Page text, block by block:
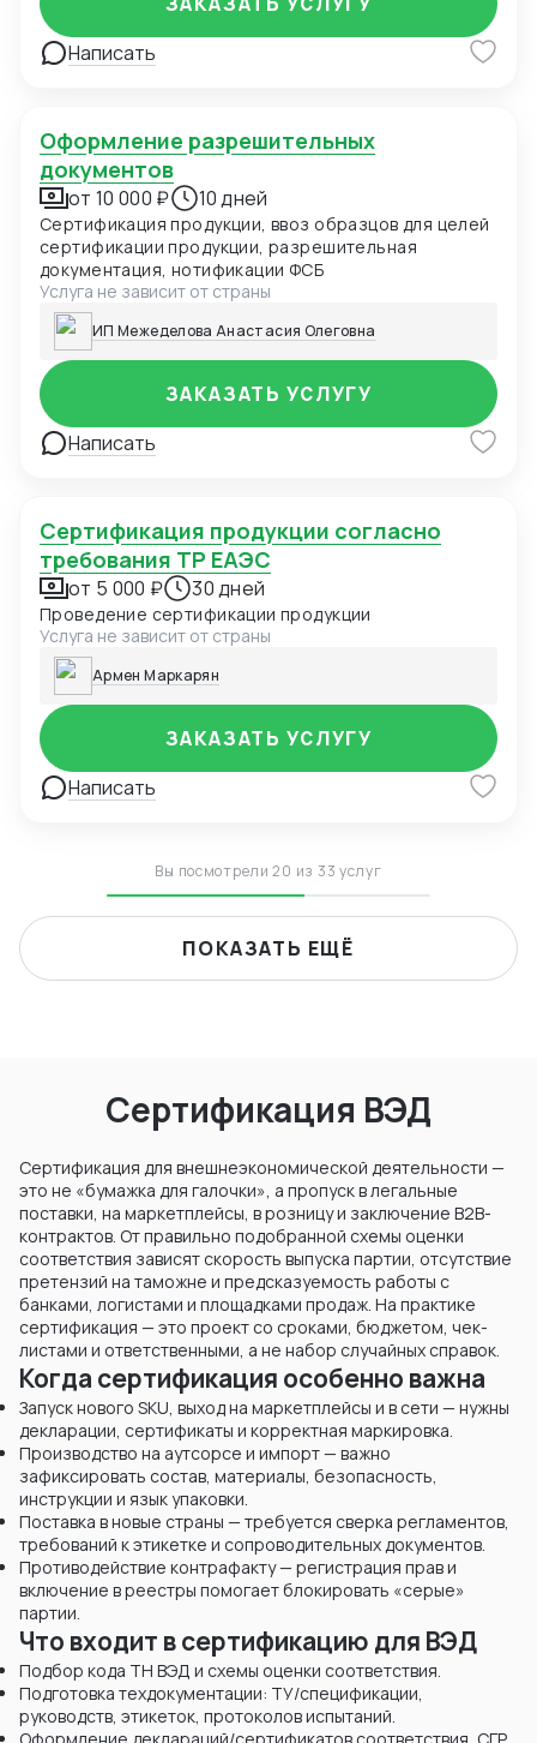
Написать
Оформление разрешительных
документов
от 10 000 ₽ 10 дней
Сертификация продукции, ввоз образцов для целей
сертификации продукции, разрешительная
документация, нотификации ФСБ
Услуга не зависит от страны
ИП Межеделова Анастасия Олеговна
Написать
ЗАКАЗАТЬ УСЛУГУ
Сертификация продукции согласно
требования ТР ЕАЭС
от 5 000 ₽ 30 дней
Проведение сертификации продукции
Услуга не зависит от страны
Армен Маркарян
Написать
ЗАКАЗАТЬ УСЛУГУ
Вы посмотрели 20 из 33 услуг
ПОКАЗАТЬ ЕЩЁ
Сертификация ВЭД
Сертификация для внешнеэкономической деятельности —
это не «бумажка для галочки», а пропуск в легальные
поставки, на маркетплейсы, в розницу и заключение B2B-
контрактов. От правильно подобранной схемы оценки
соответствия зависят скорость выпуска партии, отсутствие
претензий на таможне и предсказуемость работы с
банками, логистами и площадками продаж. На практике
сертификация — это проект со сроками, бюджетом, чек-
листами и ответственными, а не набор случайных справок.
Когда сертификация особенно важна
Запуск нового SKU, выход на маркетплейсы и в сети — нужны
декларации, сертификаты и корректная маркировка.
Производство на аутсорсе и импорт — важно
зафиксировать состав, материалы, безопасность,
инструкции и язык упаковки.
Поставка в новые страны — требуется сверка регламентов,
требований к этикетке и сопроводительных документов.
Противодействие контрафакту — регистрация прав и
включение в реестры помогает блокировать «серые»
партии.
Что входит в сертификацию для ВЭД
Подбор кода ТН ВЭД и схемы оценки соответствия.
Подготовка техдокументации: ТУ/спецификации,
руководств, этикеток, протоколов испытаний.